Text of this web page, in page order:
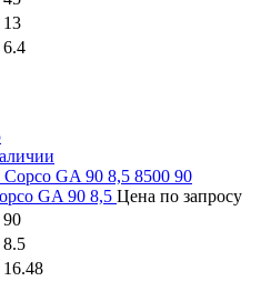
13
6.4
GA 90 8,5 Цена по запросу
90
8.5
16.48